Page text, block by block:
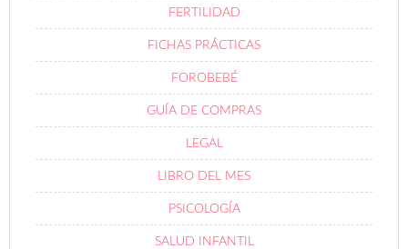
FERTILIDAD
FICHAS PRÁCTICAS
FOROBEBÉ
GUÍA DE COMPRAS
LEGAL
LIBRO DEL MES
PSICOLOGÍA
SALUD INFANTIL